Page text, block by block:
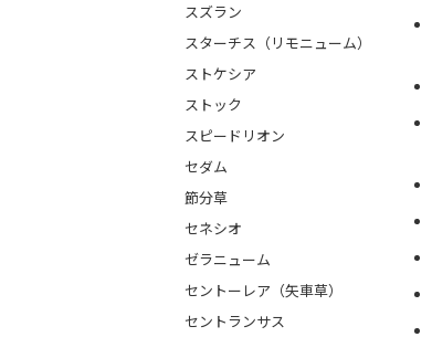
スズラン
スターチス（リモニューム）
ストケシア
ストック
スピードリオン
セダム
節分草
セネシオ
ゼラニューム
セントーレア（矢車草）
セントランサス